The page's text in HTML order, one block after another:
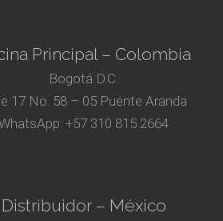
Principal – Colombia
Bogotá D.C.
17 No. 58 – 05 Puente Aranda
+57 310 815 2664
Distribuidor – México